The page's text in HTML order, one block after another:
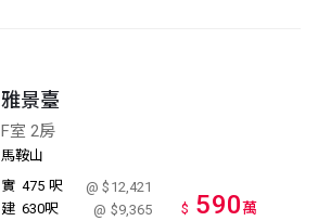
雅景臺
F室 2房
馬鞍山
實 475 呎
@ $12,421
建 630呎 @ $9,365 $ 590萬